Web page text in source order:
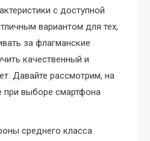
с доступной
вариантом для тех,
за флагманские
качественный и
Давайте рассмотрим, на
при выборе смартфона
среднего класса